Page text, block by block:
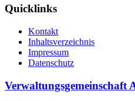
Quicklinks
Kontakt
Inhaltsverzeichnis
Impressum
Datenschutz
Verwaltungsgemeinschaft